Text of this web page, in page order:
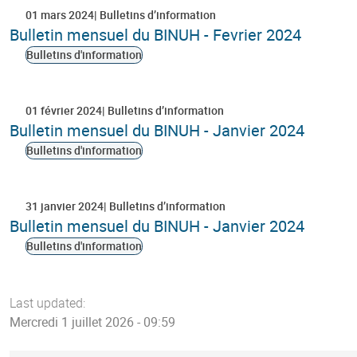
01 mars 2024 Bulletins d’information
Bulletin mensuel du BINUH - Fevrier 2024
Bulletins d'information
01 février 2024 Bulletins d’information
Bulletin mensuel du BINUH - Janvier 2024
Bulletins d'information
31 janvier 2024 Bulletins d’information
Bulletin mensuel du BINUH - Janvier 2024
Bulletins d'information
Last updated:
Mercredi 1 juillet 2026 - 09:59